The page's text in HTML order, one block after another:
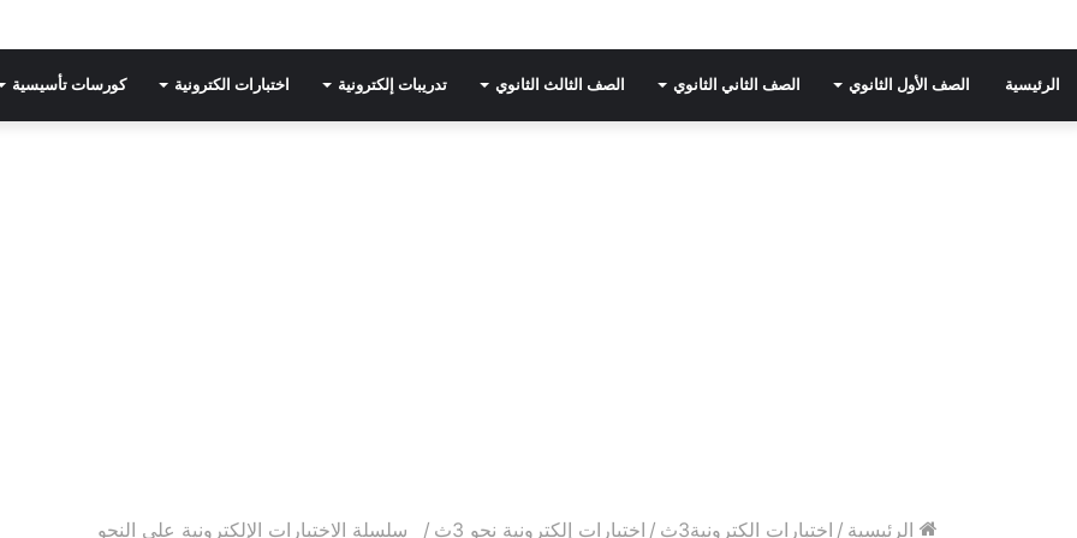
الرئيسية الصف الأول الثانوي الصف الثاني الثانوي الصف الثالث الثانوي تدريبات إلكترونية اختبارات الكترونية كورسات تأسيسية
الرئيسية / اختبارات الكترونية3ث / اختبارات إلكترونية نحو 3ث / سلسلة الاختبارات الإلكترونية على النحو